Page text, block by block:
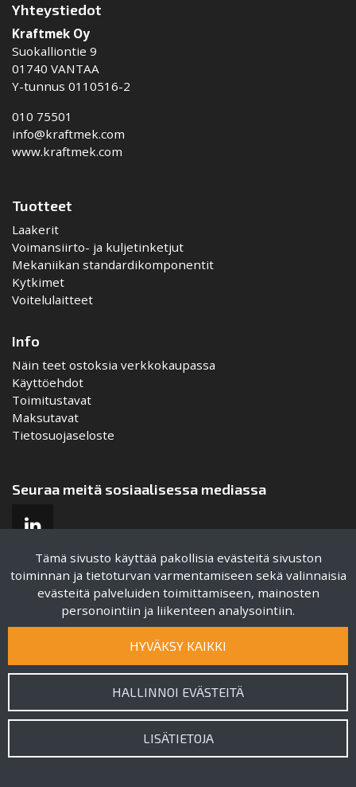
Tämä sivusto käyttää pakollisia evästeitä sivuston
toiminnan ja tietoturvan varmentamiseen sekä valinnaisia
evästeitä palveluiden toimittamiseen, mainosten
personointiin ja liikenteen analysointiin.
HYVÄKSY KAIKKI
HALLINNOI EVÄSTEITÄ
LISÄTIETOJA
Yhteystiedot
Kraftmek Oy
Suokalliontie 9
01740 VANTAA
Y-tunnus 0110516-2
010 75501
info@kraftmek.com
www.kraftmek.com
Tuotteet
Laakerit
Voimansiirto- ja kuljetinketjut
Mekaniikan standardikomponentit
Kytkimet
Voitelulaitteet
Info
Näin teet ostoksia verkkokaupassa
Käyttöehdot
Toimitustavat
Maksutavat
Tietosuojaseloste
Seuraa meitä sosiaalisessa mediassa
Sertifikaatit